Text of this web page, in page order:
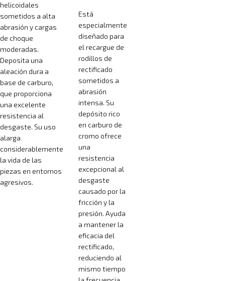
helicoidales
sometidos a alta
abrasión y cargas
de choque
moderadas.
Deposita una
aleación dura a
base de carburo,
que proporciona
una excelente
resistencia al
desgaste. Su uso
alarga
considerablemente
la vida de las
piezas en entornos
agresivos.
Está
especialmente
diseñado para
el recargue de
rodillos de
rectificado
sometidos a
abrasión
intensa. Su
depósito rico
en carburo de
cromo ofrece
una
resistencia
excepcional al
desgaste
causado por la
fricción y la
presión. Ayuda
a mantener la
eficacia del
rectificado,
reduciendo al
mismo tiempo